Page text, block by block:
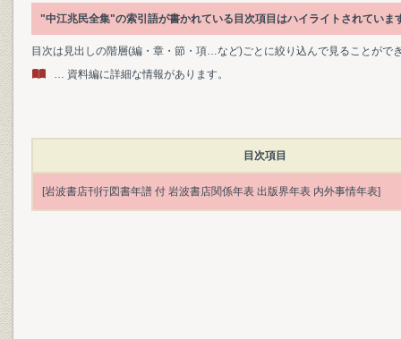
"中江兆民全集"の索引語が書かれている目次項目はハイライトされていま
目次は見出しの階層(編・章・節・項…など)ごとに絞り込んで見ることがで
… 資料編に詳細な情報があります。
目次項目
[岩波書店刊行図書年譜 付 岩波書店関係年表 出版界年表 内外事情年表]